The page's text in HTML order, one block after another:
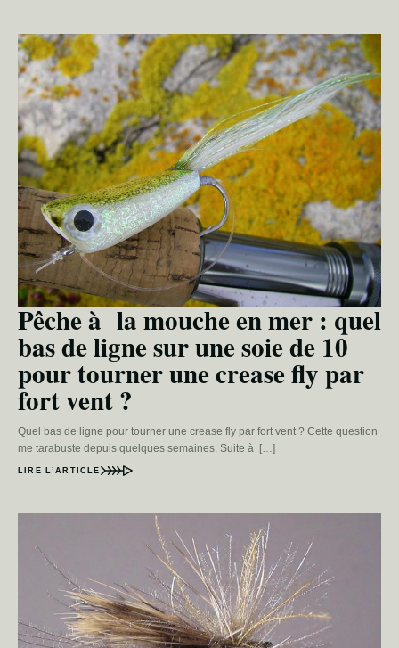
Pêche à la mouche en mer : quel
bas de ligne sur une soie de 10
pour tourner une crease fly par
fort vent ?
Quel bas de ligne pour tourner une crease fly par fort vent ? Cette question
me tarabuste depuis quelques semaines. Suite à […]
LIRE L’ARTICLE